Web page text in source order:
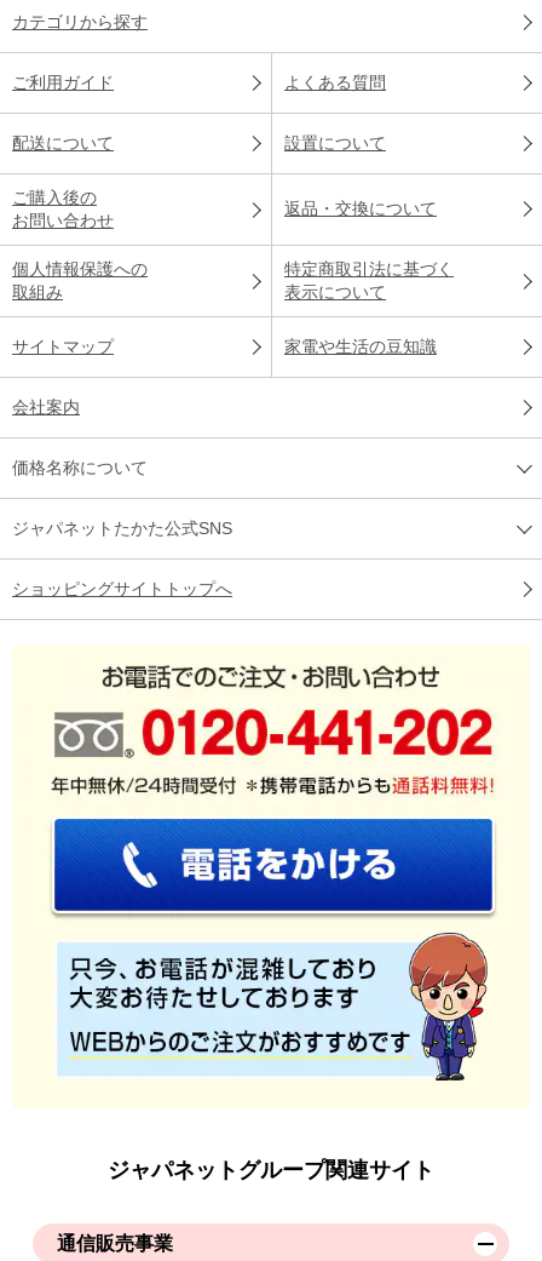
カテゴリから探す
ご利用ガイド よくある質問
配送について 設置について
ご購入後の
お問い合わせ
返品・交換について
個人情報保護への
取組み
特定商取引法に基づく
表示について
サイトマップ 家電や生活の豆知識
会社案内
価格名称について
ジャパネットたかた公式SNS
ショッピングサイトトップへ
ジャパネットグループ関連サイト
通信販売事業